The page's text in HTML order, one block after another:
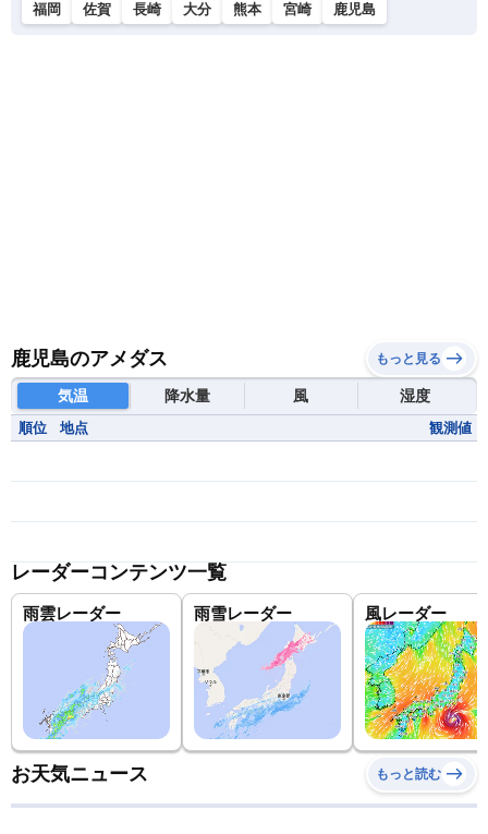
福岡 佐賀 長崎 大分 熊本 宮崎 鹿児島
鹿児島のアメダス もっと見る
気温 降水量 風 湿度
順位 地点 観測値
レーダーコンテンツ一覧
雨雲レーダー 雨雪レーダー 風レーダー
お天気ニュース もっと読む